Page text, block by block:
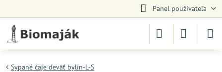
Panel používateľa
Sypané čaje deväť bylín-L-S